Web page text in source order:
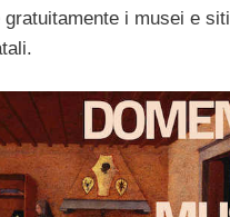
i musei e siti